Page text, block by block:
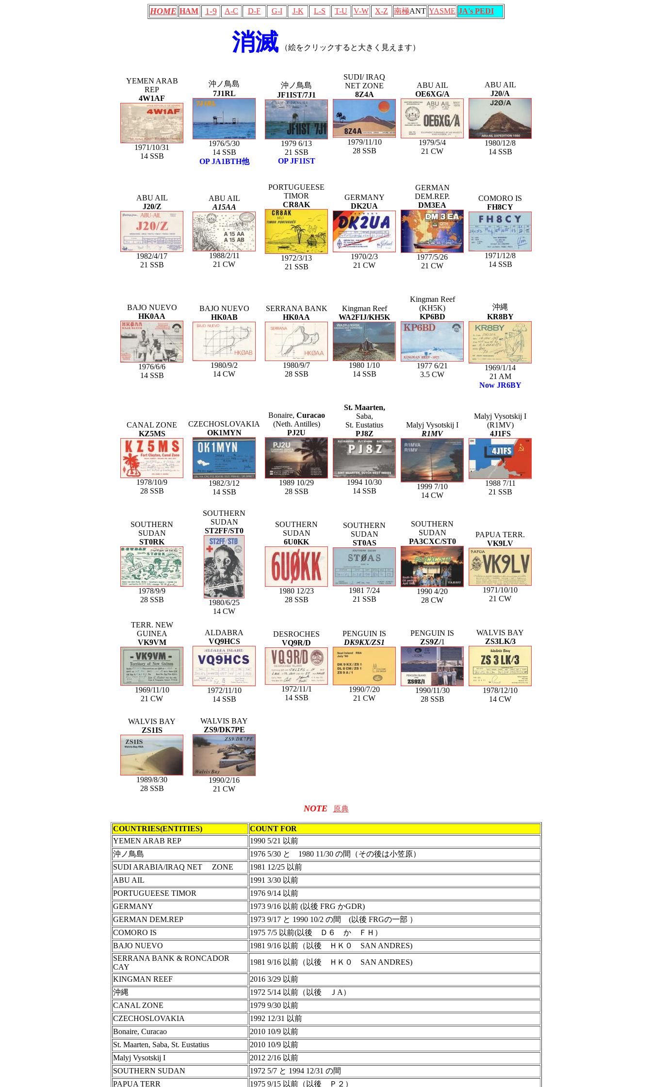
HOME HAM 1-9 A-C D-F G-I J-K L-S T-U V-W X-Z 南極ANT YASME JA's PEDI
消滅 （絵をクリックすると大きく見えます）
YEMEN ARAB
REP
4W1AF
1971/10/31
14 SSB
沖ノ鳥島
7J1RL
1976/5/30
14 SSB
OP JA1BTH他
沖ノ鳥島
JF1IST/7J1
1979 6/13
21 SSB
OP JF1IST
SUDI/ IRAQ
NET ZONE
8Z4A
1979/11/10
28 SSB
ABU AIL
OE6XG/A
1979/5/4
21 CW
ABU AIL
J20/A
1980/12/8
14 SSB
ABU AIL
J20/Z
1982/4/17
21 SSB
ABU AIL
A15AA
1988/2/11
21 CW
PORTUGUEESE
TIMOR
CR8AK
1972/3/13
21 SSB
GERMANY
DK2UA
1970/2/3
21 CW
GERMAN
DEM.REP.
DM3EA
1977/5/26
21 CW
COMORO IS
FH8CY
1971/12/8
14 SSB
BAJO NUEVO
HK0AA
1976/6/6
14 SSB
BAJO NUEVO
HK0AB
1980/9/2
14 CW
SERRANA BANK
HK0AA
1980/9/7
28 SSB
Kingman Reef
WA2FIJ/KH5K
1980 1/10
14 SSB
Kingman Reef
(KH5K)
KP6BD
1977 6/21
3.5 CW
沖縄
KR8BY
1969/1/14
21 AM
Now JR6BY
CANAL ZONE
KZ5MS
1978/10/9
28 SSB
CZECHOSLOVAKIA
OK1MYN
1982/3/12
14 SSB
Bonaire, Curacao
(Neth. Antilles)
PJ2U
1989 10/29
28 SSB
St. Maarten,
Saba,
St. Eustatius
PJ8Z
1994 10/30
14 SSB
Malyj Vysotskij I
R1MV
1999 7/10
14 CW
Malyj Vysotskij I
(R1MV)
4J1FS
1988 7/11
21 SSB
SOUTHERN
SUDAN
ST0RK
1978/9/9
28 SSB
SOUTHERN
SUDAN
ST2FF/ST0
1980/6/25
14 CW
SOUTHERN
SUDAN
6U0KK
1980 12/23
28 SSB
SOUTHERN
SUDAN
ST0AS
1981 7/24
21 SSB
SOUTHERN
SUDAN
PA3CXC/ST0
1990 4/20
28 CW
PAPUA TERR.
VK9LV
1971/10/10
21 CW
TERR. NEW
GUINEA
VK9VM
1969/11/10
21 CW
ALDABRA
VQ9HCS
1972/11/10
14 SSB
DESROCHES
VQ9R/D
1972/11/1
14 SSB
PENGUIN IS
DK9KX/ZS1
1990/7/20
21 CW
PENGUIN IS
ZS9Z/1
1990/11/30
28 SSB
WALVIS BAY
ZS3LK/3
1978/12/10
14 CW
WALVIS BAY
ZS1IS
1989/8/30
28 SSB
WALVIS BAY
ZS9/DK7PE
1990/2/16
21 CW
NOTE 原典
COUNTRIES(ENTITIES)
COUNT FOR
YEMEN ARAB REP
1990 5/21 以前
沖ノ鳥島
1976 5/30 と 1980 11/30 の間（その後は小笠原）
SUDI ARABIA/IRAQ NET ZONE
1981 12/25 以前
ABU AIL
1991 3/30 以前
PORTUGUEESE TIMOR
1976 9/14 以前
GERMANY
1973 9/16 以前 (以後 FRG かGDR)
GERMAN DEM.REP
1973 9/17 と 1990 10/2 の間 (以後 FRGの一部 ）
COMORO IS
1975 7/5 以前(以後 Ｄ６ か ＦＨ）
BAJO NUEVO
1981 9/16 以前（以後 ＨＫ０ SAN ANDRES)
SERRANA BANK & RONCADOR
CAY
1981 9/16 以前（以後 ＨＫ０ SAN ANDRES)
KINGMAN REEF
2016 3/29 以前
沖縄
1972 5/14 以前（以後 ＪA）
CANAL ZONE
1979 9/30 以前
CZECHOSLOVAKIA
1992 12/31 以前
Bonaire, Curacao
2010 10/9 以前
St. Maarten, Saba, St. Eustatius
2010 10/9 以前
Malyj Vysotskij I
2012 2/16 以前
SOUTHERN SUDAN
1972 5/7 と 1994 12/31 の間
PAPUA TERR
1975 9/15 以前（以後 Ｐ２）